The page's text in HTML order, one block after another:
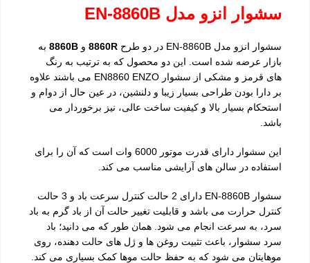
سشوار انزو مدل EN-8860B
سشوار انزو مدل EN-8860B در دو طرح 8860R و 8860B به
بازار عرضه شده است. این دو محصول که به ترتیب به رنگ
های قرمز و مشکی از سشوار EN8860 ENZO می باشند علاوه
بر دارا بودن طراحی بسیار زیبا و دلنشین، در عین حال از دوام و
استحکام بسیار بالا و کیفیت ساخت عالی، نیز برخوردار می
باشد.
این سشوار دارای قدرت موتور 6000 وات است که آن را برای
استفاده در سالن های آرایشی مناسب می کند.
سشوار EN-8860B دارای 2 حالت کنترل سرعت باد و 3 حالت
کنترل حرارت می باشد و قابلیت تغییر حالت آن از باد گرم به باد
سرد، به سرعت انجام می شود. همان طور که می دانید؛ باد
سرد سشوار، باعث تثبیت روغن ها و ژل های حالت دهنده، روی
موهایتان می شود که به حفظ حالت موها کمک بسیاری می کند.